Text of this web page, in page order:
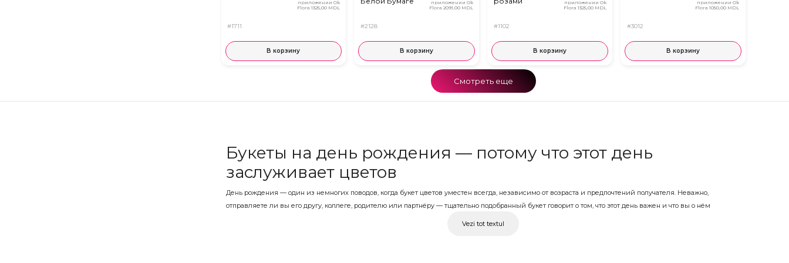
#1711
приложении Ok
Flora 1325,00 MDL
В корзину
#2128
приложении Ok
Flora 2091,00 MDL
В корзину
#1102
приложении Ok
Flora 1325,00 MDL
В корзину
#3012
приложении Ok
Flora1050,00 MDL
В корзину
Смотреть еще
Букеты на день рождения — потому что этот день
заслуживает цветов
День рождения — один из немногих поводов, когда букет цветов уместен всегда, независимо от возраста и предпочтений получателя. Неважно,
отправляете ли вы его другу, коллеге, родителю или партнёру — тщательно подобранный букет говорит о том, что этот день важен и что вы о нём
Vezi tot textul